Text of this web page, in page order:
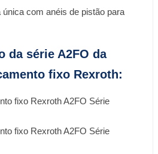
com anéis de pistão para
da série A2FO da
fixo Rexroth: